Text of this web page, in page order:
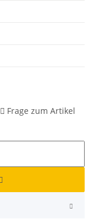
Frage zum Artikel